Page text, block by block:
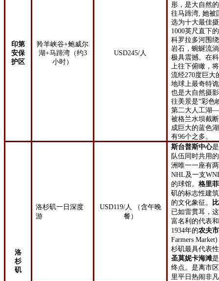
印第
安保
护区
羚羊峡谷+鲍威尔
湖+马蹄湾（约3
小时）
USD245/人
形，是大自然
往马蹄湾, 她被
选为十大最佳
1000英尺直下
科罗拉多河围
岩石，蜿蜒流
极具震撼。在
上往下俯瞰，
流经270度巨大
地球上最奇特
也是大自然摄
往美景是“彩色
第二大人工湖
被格兰水坝截
成巨大的蓝色
有96个之多。
洛
杉
矶
洛杉矶一日深度
游
USD119/人 （含午晚
餐）
斯台普斯中心
队伍同时共用
洲唯一一座有
NHL及一支
的球馆。格里
矶的标志性建
的文化象征。
已如雷贯耳，
富名利的代表
1934年的农夫
Farmers
杉矶最具代表
圣莫妮卡海滩
终点。是离市
里平日热闹非